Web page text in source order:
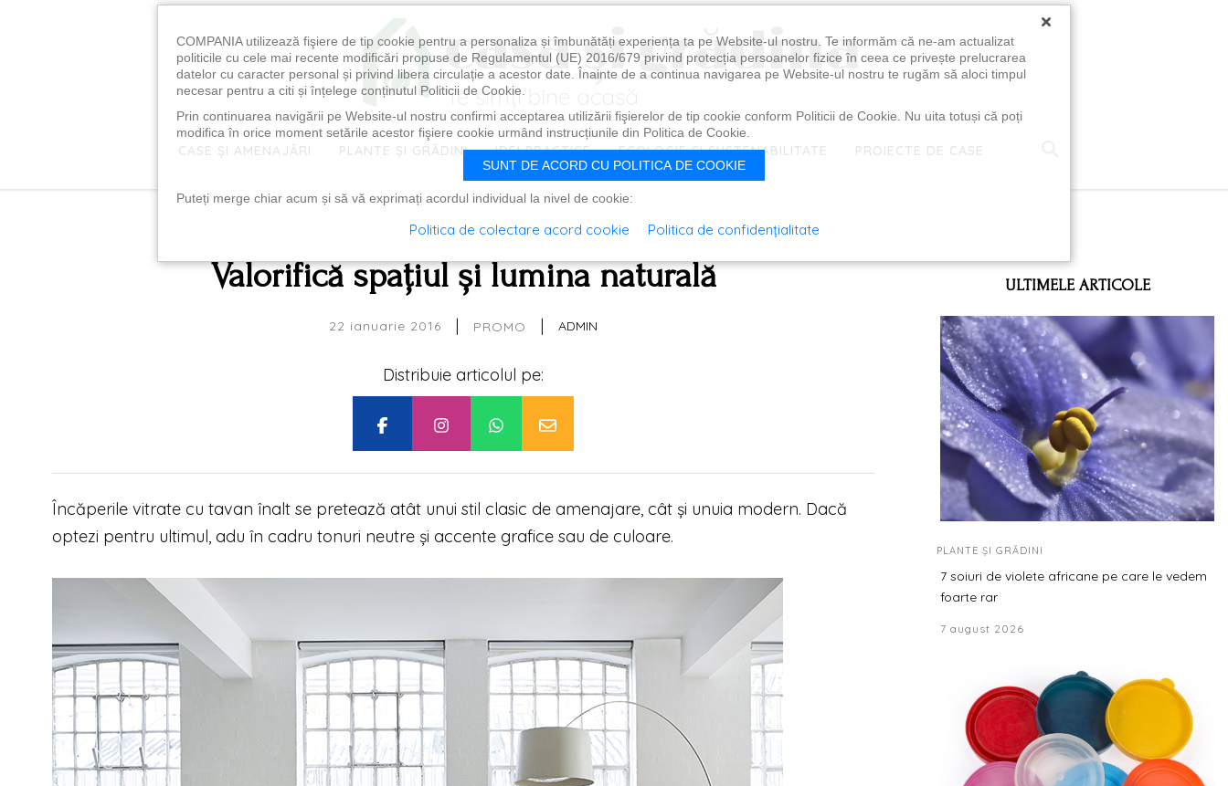
CASE ȘI AMENAJĂRI PLANTE ȘI GRĂDINI IDEI PRACTICE ECOLOGIE ȘI SUSTENABILITATE PROIECTE DE CASE
Valorifică spațiul și lumina naturală
22 ianuarie 2016 | PROMO | ADMIN
Distribuie articolul pe:
Încăperile vitrate cu tavan înalt se pretează atât unui stil clasic de amenajare, cât și unuia modern. Dacă
optezi pentru ultimul, adu în cadru tonuri neutre și accente grafice sau de culoare.
ULTIMELE ARTICOLE
PLANTE ȘI GRĂDINI
7 soiuri de violete africane pe care le vedem
foarte rar
7 august 2026
×
COMPANIA utilizează fişiere de tip cookie pentru a personaliza și îmbunătăți experiența ta pe Website-ul nostru. Te informăm că ne-am actualizat
politicile cu cele mai recente modificări propuse de Regulamentul (UE) 2016/679 privind protecția persoanelor fizice în ceea ce privește prelucrarea
datelor cu caracter personal și privind libera circulație a acestor date. Înainte de a continua navigarea pe Website-ul nostru te rugăm să aloci timpul
necesar pentru a citi și înțelege conținutul Politicii de Cookie.
Prin continuarea navigării pe Website-ul nostru confirmi acceptarea utilizării fişierelor de tip cookie conform Politicii de Cookie. Nu uita totuși că poți
modifica în orice moment setările acestor fişiere cookie urmând instrucțiunile din Politica de Cookie.
SUNT DE ACORD CU POLITICA DE COOKIE
Puteți merge chiar acum și să vă exprimați acordul individual la nivel de cookie:
Politica de colectare acord cookie Politica de confidențialitate